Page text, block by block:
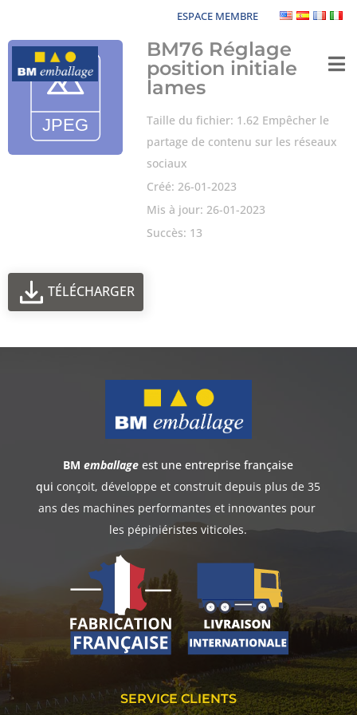
ESPACE MEMBRE
BM76 Réglage
position initiale
lames
Taille du fichier: 1.62 Empêcher le
partage de contenu sur les réseaux
sociaux
Créé: 26-01-2023
Mis à jour: 26-01-2023
Succès: 13
TÉLÉCHARGER
BMemballage est une entreprise française
quiconçoit, développe et construitdepuis plus de 35
ans des machines performantes et innovantes pour
les pépiniéristes viticoles.
SERVICE CLIENTS